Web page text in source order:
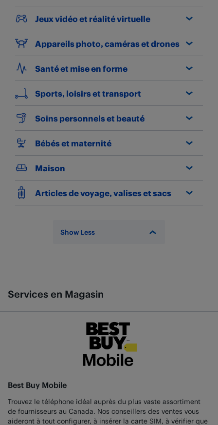
Jeux vidéo et réalité virtuelle
Appareils photo, caméras et drones
Santé et mise en forme
Sports, loisirs et transport
Soins personnels et beauté
Bébés et maternité
Maison
Articles de voyage, valises et sacs
Show Less
Services en Magasin
Best Buy Mobile
Trouvez le téléphone idéal auprès du plus vaste assortiment
de fournisseurs au Canada. Nos conseillers des ventes vous
aideront à tout configurer, à insérer la carte SIM, à vérifier que